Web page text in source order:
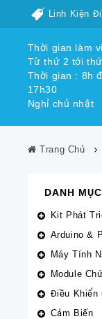
Linh Kiện
Thời gian làm
Từ thứ 2 tới
Thời gian : 8h
17h30
Nghỉ chủ nhật
Trang Chủ
DANH
Kit Phát
Arduino &
Máy Tính
Module
Điều Khiển
Cảm Biến